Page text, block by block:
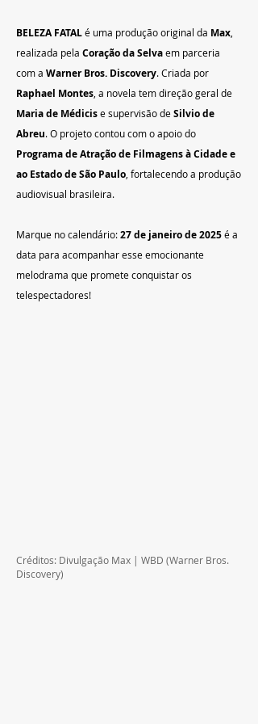
BELEZA FATAL é uma produção original da Max,
realizada pela Coração da Selva em parceria
com a Warner Bros. Discovery. Criada por
Raphael Montes, a novela tem direção geral de
Maria de Médicis e supervisão de Silvio de
Abreu. O projeto contou com o apoio do
Programa de Atração de Filmagens à Cidade e
ao Estado de São Paulo, fortalecendo a produção
audiovisual brasileira.
Marque no calendário: 27 de janeiro de 2025 é a
data para acompanhar esse emocionante
melodrama que promete conquistar os
telespectadores!
Créditos: Divulgação Max | WBD (Warner Bros.
Discovery)